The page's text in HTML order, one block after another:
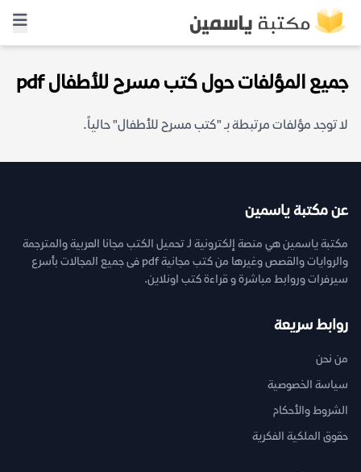
جميع المؤلفات حول كتب مسرح للأطفال pdf
لا توجد مؤلفات مرتبطة بـ "كتب مسرح للأطفال" حالياً.
عن مكتبة ياسمين
مكتبة ياسمين هي منصة إلكترونية لـ تحميل الكتب مجانا العربية والمترجمة
والروايات والقصص وغيرها من كتب مجانية pdf فى جميع المجالات بأسرع
سيرفرات وروابط مباشرة و قراءة كتب اونلاين.
روابط سريعة
من نحن
سياسة الخصوصية
الشروط والأحكام
حقوق الملكية الفكرية